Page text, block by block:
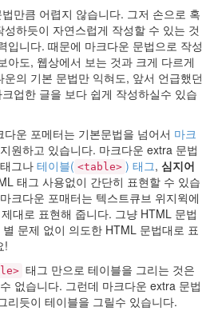
만큼 어렵지 않습니다. 그저 손으로 혹
하듯이 자연스럽게 작성할 수 있는 것
입니다. 때문에 마크다운 문법으로 작성
아도, 웹상에서 보는 것과 크게 다르게
의 기본 문법만 익혀도, 앞서 언급했던
업한 글을 보다 쉽게 작성하실수 있습
운 포메터는 기본문법을 넘어서 마크
원하고 있습니다. 마크다운 extra 문법
그나테이블( <table> ) 태그, 심지어
태그 사용없이 간단히 표현할 수 있습
크다운 포매터는 텍스트큐브 위지윅에
대로 표현해 줍니다. 그냥 HTML 문법
문제 없이 의도한 HTML 문법대로 표
!
태그 만으로 테이블을 그리는 것은
없습니다. 그런데 마크다운 extra 문법
리듯이 테이블을 그릴수 있습니다.